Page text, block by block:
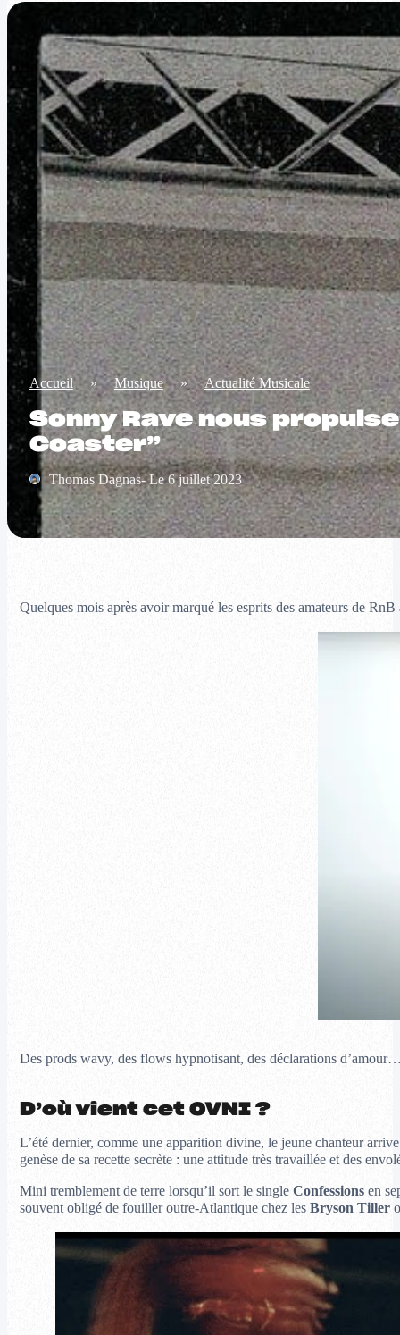
Accueil » Musique » Actualité Musicale
Sonny Rave nous
Coaster”
Thomas Dagnas- Le 6 juillet 2023
Quelques mois après avoir marqué les esprits des amateurs de
Des prods wavy, des flows hypnotisant, des déclarations
D’où vient cet OVNI ?
L’été dernier, comme une apparition divine, le jeune chanteur
genèse de sa recette secrète : une attitude très travaillée et des
Mini tremblement de terre lorsqu’il sort le single Confessionsen
souvent obligé de fouiller outre-Atlantique chez les Bryson Tiller